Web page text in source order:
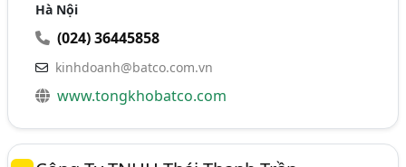
Hà Nội
(024) 36445858
kinhdoanh@batco.com.vn
www.tongkhobatco.com